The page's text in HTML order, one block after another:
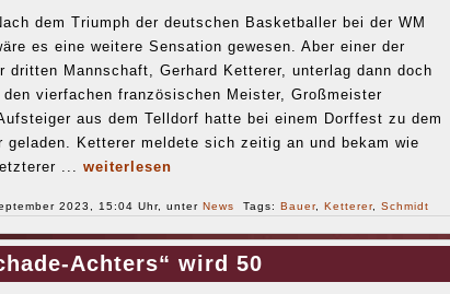
dem Triumph der deutschen Basketballer bei der WM
es eine weitere Sensation gewesen. Aber einer der
dritten Mannschaft, Gerhard Ketterer, unterlag dann doch
vierfachen französischen Meister, Großmeister
aus dem Telldorf hatte bei einem Dorffest zu dem
Ketterer meldete sich zeitig an und bekam wie
... weiterlesen
2023, 15:04 Uhr, unter News Tags: Bauer, Ketterer, Schmidt
Achters“ wird 50